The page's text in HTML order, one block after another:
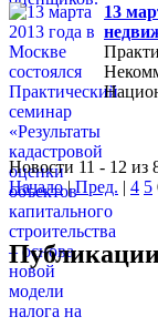
13
Новости 11 - 12 из
Начало|Пред. | 4 5